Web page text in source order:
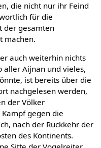
die nicht nur ihr Feind
für die
der gesamten
machen.
auch weiterhin nichts
aller Aijnan und vieles,
ist bereits über die
nachgelesen werden,
der Völker
gegen die
nach der Rückkehr der
des Kontinents.